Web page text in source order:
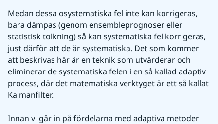
Medan dessa osystematiska fel inte kan korrigeras,
bara dämpas (genom ensembleprognoser eller
statistisk tolkning) så kan systematiska fel korrigeras,
just därför att de är systematiska. Det som kommer
att beskrivas här är en teknik som utvärderar och
eliminerar de systematiska felen i en så kallad adaptiv
process, där det matematiska verktyget är ett så kallat
Kalmanfilter.
Innan vi går in på fördelarna med adaptiva metoder